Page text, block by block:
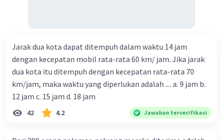
Jarak dua kota dapat ditempuh dalam waktu 14 jam
dengan kecepatan mobil rata-rata 60 km/ jam. Jika jarak
dua kota itu ditempuh dengan kecepatan rata-rata 70
km/jam, maka waktu yang diperlukan adalah .... a. 9 jam b.
12 jam c. 15 jam d. 18 jam
42 4.2 Jawaban terverifikasi